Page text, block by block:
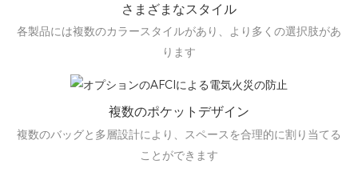
さまざまなスタイル
各製品には複数のカラースタイルがあり、より多くの選択肢があ
ります
複数のポケットデザイン
複数のバッグと多層設計により、スペースを合理的に割り当てる
ことができます